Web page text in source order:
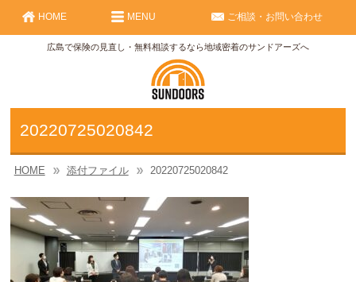
広島で保険の見直し・無料相談するなら地域密着のサンドアーズへ
HOME ご相談・お問い合わせ
MENU
20220725020842
HOME 添付ファイル 20220725020842